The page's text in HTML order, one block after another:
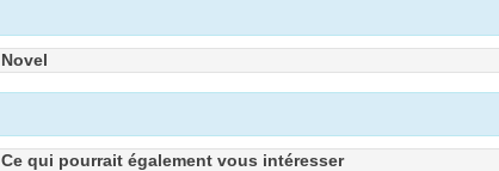
Novel
Ce qui pourrait également vous intéresser